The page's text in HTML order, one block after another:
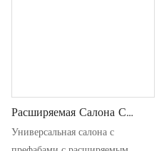
Расширяемая Салона С
Prefab & Модульный
Офисный Дом
Универсальная салона с